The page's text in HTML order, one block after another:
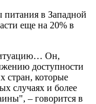
питания в Западной
еще на 20% в
Он,
доступности
стран, которые
случаях и более
– говорится в